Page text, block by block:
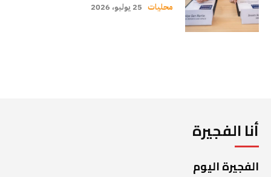
محليات 25 يوليو، 2026
أنا الفجيرة
الفجيرة اليوم